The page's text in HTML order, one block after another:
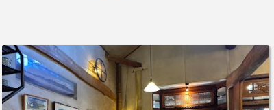
シュできる名店です。道の駅のすぐ隣なのでアク
セスも良好。そば好きはもちろん、観光途中のラ
ンチにもおすすめ。また訪れたいと思える一軒で
す。